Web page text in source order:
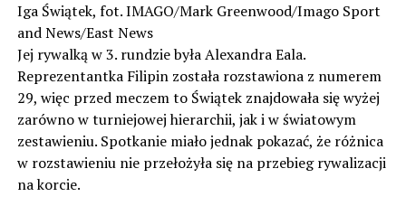
Iga Świątek, fot. IMAGO/Mark Greenwood/Imago Sport
and News/East News
Jej rywalką w 3. rundzie była Alexandra Eala.
Reprezentantka Filipin została rozstawiona z numerem
29, więc przed meczem to Świątek znajdowała się wyżej
zarówno w turniejowej hierarchii, jak i w światowym
zestawieniu. Spotkanie miało jednak pokazać, że różnica
w rozstawieniu nie przełożyła się na przebieg rywalizacji
na korcie.